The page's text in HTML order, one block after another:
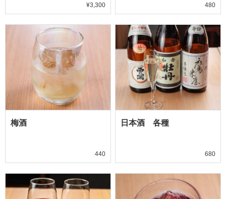
¥3,300 480
梅酒
440
日本酒 各種
680